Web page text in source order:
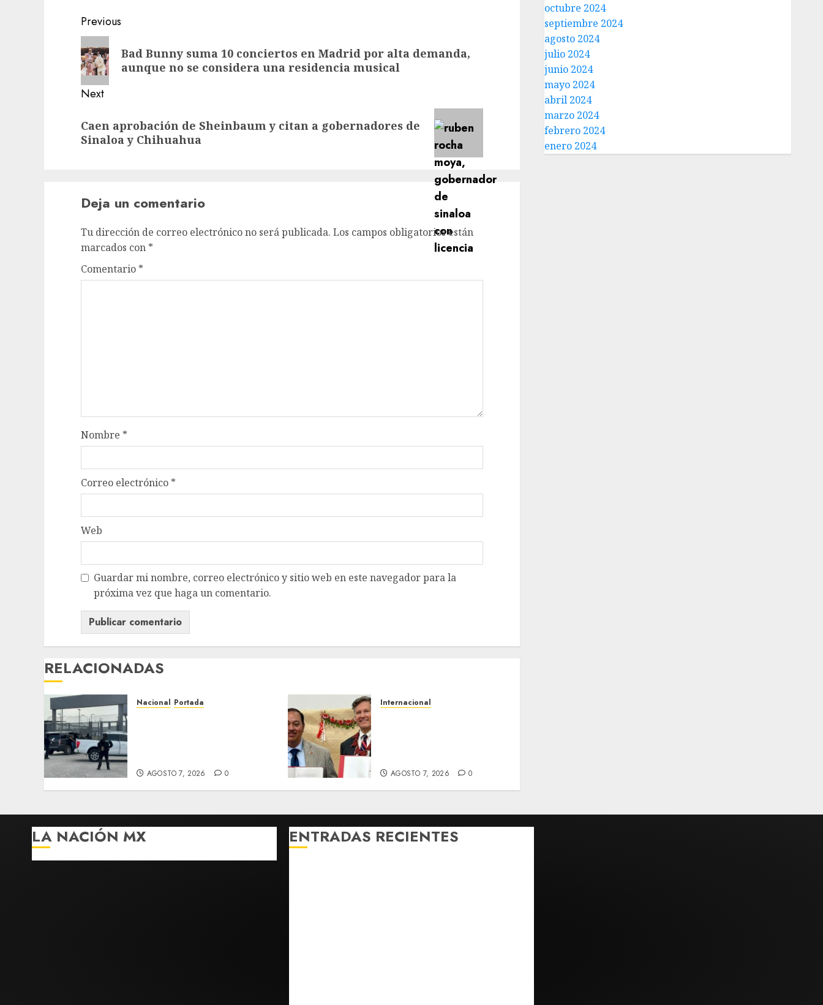
Previous
Bad Bunny suma 10 conciertos en Madrid por alta demanda,
aunque no se considera una residencia musical
Next
Caen aprobación de Sheinbaum y citan a gobernadores de
Sinaloa y Chihuahua
Deja un comentario
Tu dirección de correo electrónico no será publicada. Los campos obligatorios están
marcados con *
Comentario *
Nombre *
Correo electrónico *
Web
Guardar mi nombre, correo electrónico y sitio web en este navegador para la
próxima vez que haga un comentario.
RELACIONADAS
Nacional Portada
AGOSTO 7, 2026 0
Internacional
AGOSTO 7, 2026 0
octubre 2024
septiembre 2024
agosto 2024
julio 2024
junio 2024
mayo 2024
abril 2024
marzo 2024
febrero 2024
enero 2024
LA NACIÓN MX ENTRADAS RECIENTES